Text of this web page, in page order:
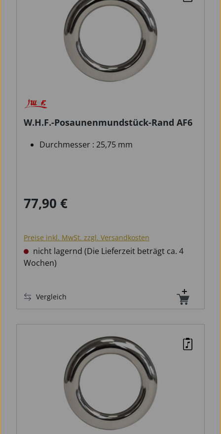
W.H.F.-Posaunenmundstück-Rand AF6
Durchmesser : 25,75 mm
Regulärer Preis:
77,90 €
Preise inkl. MwSt. zzgl. Versandkosten
nicht lagernd (Die Lieferzeit beträgt ca. 4
Wochen)
Vergleich